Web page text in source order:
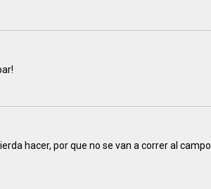
hacer, por que no se van a correr al campo